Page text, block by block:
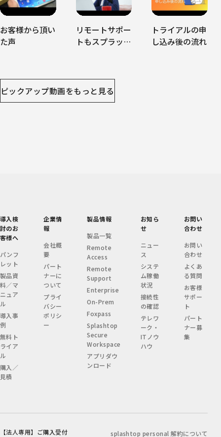
お客様から頂い
た声
リモートサポー
トもスプラッシ
トライアルの申
し込み後の流れ
ピックアップ動画をもっと見る
導入検
討のお
客様へ
パンフ
レット
製品資
料／マ
ニュア
ル
導入事
例
無料ト
ライア
ル
購入／
見積
企業情
報
会社概
要
パート
ナーに
ついて
プライ
バシー
ポリシ
ー
製品情報
製品一覧
Remote
Access
Remote
Support
Enterprise
On-Prem
Foxpass
Splashtop
Secure
Workspace
アプリダウ
ンロード
お知ら
せ
ニュー
ス
システ
ム稼働
状況
接続性
の確認
テレワ
ーク・
ITノウ
ハウ
お問い
合わせ
お問い
合わせ
よくあ
る質問
お客様
サポー
ト
パート
ナー募
集
【法人専用】ご購入受付 splashtop personal 解約について